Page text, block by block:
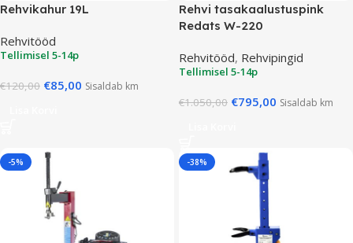
Rehvikahur 19L
Rehvitööd
Tellimisel 5-14p
€120,00 €85,00 Sisaldab km
Rehvi tasakaalustuspink
Redats W-220
Rehvitööd, Rehvipingid
Tellimisel 5-14p
€1.050,00 €795,00 Sisaldab km
-5% -38%